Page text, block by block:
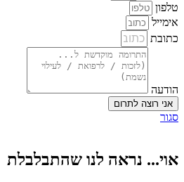
טלפון
אימייל
כתובת
הודעה
אני רוצה לתרום
סגור
אוי... נראה לנו שהתבלבלת